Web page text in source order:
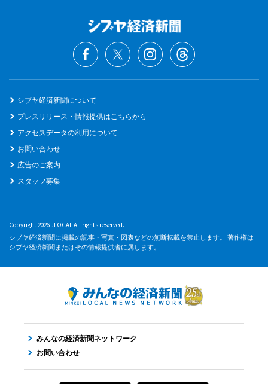
シブヤ経済新聞について
プレスリリース・情報提供はこちらから
アクセスデータの利用について
お問い合わせ
広告のご案内
スタッフ募集
Copyright 2026 JLOCAL All rights reserved.
シブヤ経済新聞に掲載の記事・写真・図表などの無断転載を禁止します。 著作権は
シブヤ経済新聞またはその情報提供者に属します。
みんなの経済新聞ネットワーク
お問い合わせ